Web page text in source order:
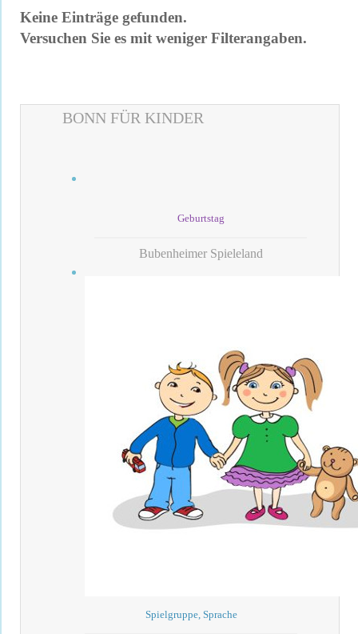
Keine Einträge gefunden.
Versuchen Sie es mit weniger Filterangaben.
BONN FÜR KINDER
Geburtstag
Bubenheimer Spieleland
Spielgruppe, Sprache